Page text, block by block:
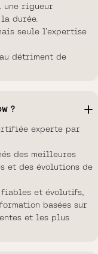
une rigueur
durée.
seule l’expertise
détriment de
?
experte par
des meilleures
et des évolutions de
et évolutifs,
basées sur
et les plus